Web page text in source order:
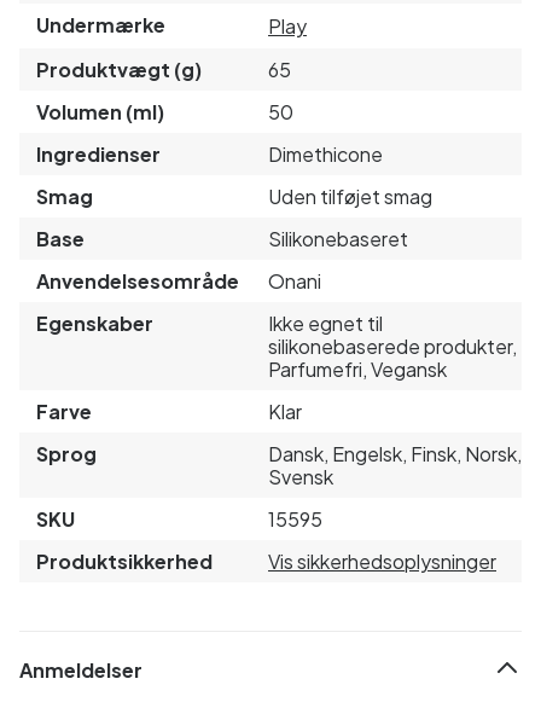
Undermærke
Play
Produktvægt (g)
65
Volumen (ml)
50
Ingredienser
Dimethicone
Smag
Uden tilføjet smag
Base
Silikonebaseret
Anvendelsesområde
Onani
Egenskaber
Ikke egnet til
silikonebaserede produkter,
Parfumefri, Vegansk
Farve
Klar
Sprog
Dansk, Engelsk, Finsk, Norsk,
Svensk
SKU
15595
Produktsikkerhed
Vis sikkerhedsoplysninger
Anmeldelser